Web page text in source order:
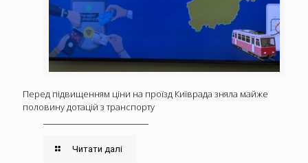
Перед підвищенням ціни на проїзд Київрада зняла майже
половину дотацій з транспорту
Читати далі